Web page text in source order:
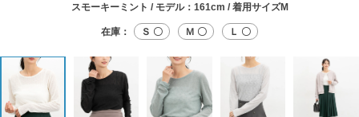
スモーキーミント / モデル：161cm / 着用サイズM
在庫： Ｓ 〇 Ｍ 〇 Ｌ 〇